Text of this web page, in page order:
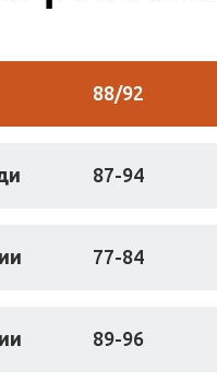
87-94
77-84
89-96
88/92